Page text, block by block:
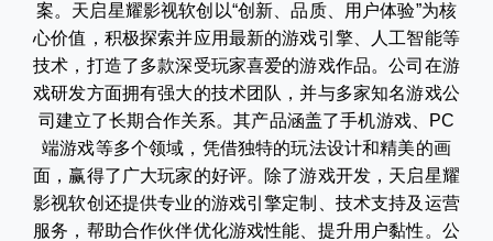
案。天启星耀影视软创以“创新、品质、用户体验”为核
心价值，积极探索并应用最新的游戏引擎、人工智能等
技术，打造了多款深受玩家喜爱的游戏作品。公司在游
戏研发方面拥有强大的技术团队，并与多家知名游戏公
司建立了长期合作关系。其产品涵盖了手机游戏、PC
端游戏等多个领域，凭借独特的玩法设计和精美的画
面，赢得了广大玩家的好评。除了游戏开发，天启星耀
影视软创还提供专业的游戏引擎定制、技术支持及运营
服务，帮助合作伙伴优化游戏性能、提升用户黏性。公